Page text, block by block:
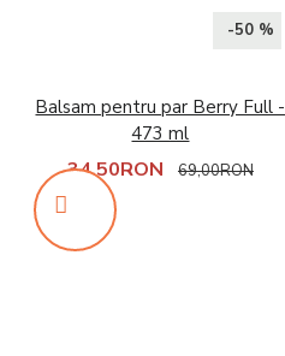
-50 %
Balsam pentru par Berry Full -
473 ml
34,50RON 69,00RON